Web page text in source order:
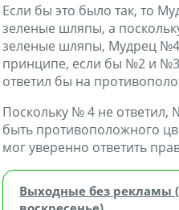
Если бы это было так, то
зеленые шляпы, а
зеленые шляпы, Мудрец
принципе, если бы №2 и
ответил бы на
Поскольку № 4 не ответил,
быть противоположного
мог уверенно ответить
Выходные без рекламы